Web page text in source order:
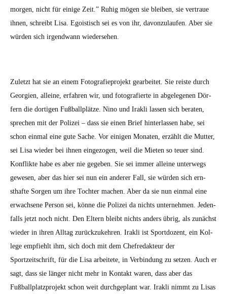
mor­gen, nicht für einige Zeit.” Ruhig mögen sie bleiben, sie ver­traue
ihnen, schreibt Lisa. Ego­is­tisch sei es von ihr, davonzu­laufen. Aber sie
wür­den sich irgend­wann wieder­se­hen.
Zulet­zt hat sie an einem Fotografiepro­jekt gear­beit­et. Sie reiste durch
Georgien, alleine, erfahren wir, und fotografierte in abgele­ge­nen Dör­
fern die dor­ti­gen Fußballplätze. Nino und Irak­li lassen sich berat­en,
sprechen mit der Polizei – dass sie einen Brief hin­ter­lassen habe, sei
schon ein­mal eine gute Sache. Vor eini­gen Monat­en, erzählt die Mut­ter,
sei Lisa wieder bei ihnen einge­zo­gen, weil die Mieten so teuer sind.
Kon­flik­te habe es aber nie gegeben. Sie sei immer alleine unter­wegs
gewe­sen, aber das hier sei nun ein ander­er Fall, sie wür­den sich ern­
sthafte Sor­gen um ihre Tochter machen. Aber da sie nun ein­mal eine
erwach­sene Per­son sei, könne die Polizei da nichts unternehmen. Jeden­
falls jet­zt noch nicht. Den Eltern bleibt nichts anders übrig, als zunächst
wieder in ihren All­t­ag zurück­zukehren. Irak­li ist Sport­dozent, ein Kol­
lege emp­fiehlt ihm, sich doch mit dem Chefredak­teur der
Sportzeitschrift, für die Lisa arbeit­ete, in Verbindung zu set­zen. Auch er
sagt, dass sie länger nicht mehr in Kon­takt waren, dass aber das
Fußballplatzpro­jekt schon weit durchge­plant war. Irak­li nimmt zu Lisas